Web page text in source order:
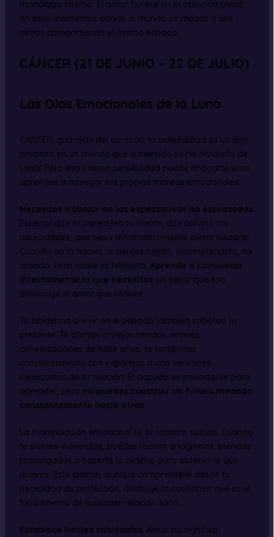
monólogo interno. El amor florece en la atención plena,
en esos momentos donde el mundo se reduce a dos
almas compartiendo el mismo espacio.
CÁNCER (21 DE JUNIO – 22 DE JULIO)
Las Olas Emocionales de la Luna
CÁNCER, guardián del corazón, tu sensibilidad es un don
precioso en un mundo que a menudo se ha olvidado de
sentir. Pero esa misma sensibilidad puede ahogarte si no
aprendes a navegar tus propias mareas emocionales.
Necesitas trabajar en las expectativas no expresadas.
Esperas que tu pareja lea tu mente, que adivine tus
necesidades, que sepa automáticamente cómo cuidarte.
Cuando no lo hacen, te sientes herido, incomprendido, no
amado. Pero nadie es telépata. Aprende a comunicar
directamente lo que necesitassin sentir que eso
disminuye el amor que recibes.
Tu tendencia a vivir en el pasado también sabotea tu
presente. Te aferras a viejas heridas, revives
conversaciones de hace años, te comparas
constantemente con exparejas o con versiones
idealizadas de tu relación. El pasado es importante para
aprender, pero no puedes construir un futuro mirando
constantemente hacia atrás.
La manipulación emocional es tu sombra oscura. Cuando
te sientes vulnerable, puedes recurrir a lágrimas, silencios
prolongados o hacerte la víctima para obtener lo que
quieres. Este patrón, aunque comprensible desde tu
necesidad de protección, destruye la confianza que es el
fundamento de cualquier relación sana.
Establece límites saludables. Amar no significa